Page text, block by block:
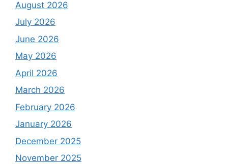
August 2026
July 2026
June 2026
May 2026
April 2026
March 2026
February 2026
January 2026
December 2025
November 2025